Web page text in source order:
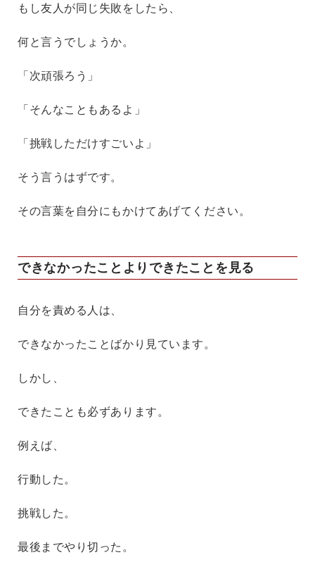
もし友人が同じ失敗をしたら、
何と言うでしょうか。
「次頑張ろう」
「そんなこともあるよ」
「挑戦しただけすごいよ」
そう言うはずです。
その言葉を自分にもかけてあげてください。
できなかったことよりできたことを見る
自分を責める人は、
できなかったことばかり見ています。
しかし、
できたことも必ずあります。
例えば、
行動した。
挑戦した。
最後までやり切った。